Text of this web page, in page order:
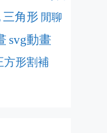
三角形 閒聊
svg動畫
方形割補